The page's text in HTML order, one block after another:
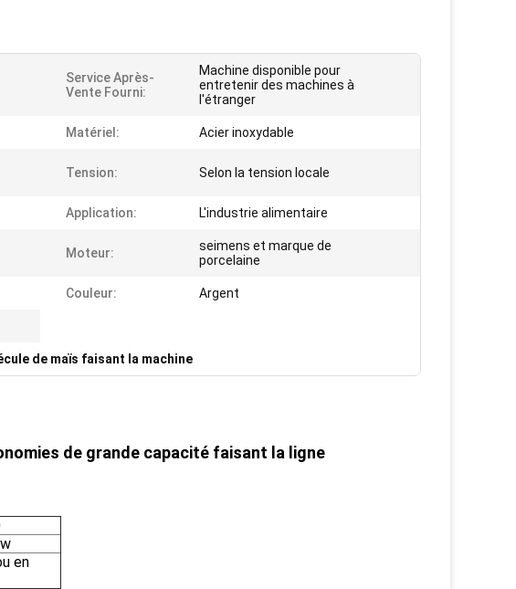
Service Après-
Vente Fourni:
Machine disponible pour
entretenir des machines à
l'étranger
Matériel: Acier inoxydable
Tension: Selon la tension locale
Application: L'industrie alimentaire
Moteur:
seimens et marque de
porcelaine
Couleur: Argent
de maïs faisant la machine
de grande capacité faisant la ligne
en